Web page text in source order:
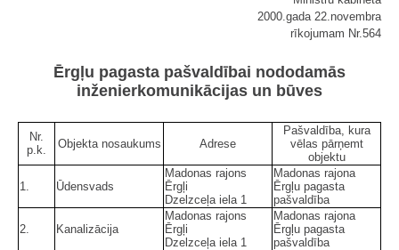
2000.gada 22.novembra
rīkojumam Nr.564
Ērgļu pagasta pašvaldībai nododamās
inženierkomunikācijas un būves
Nr.
p.k.
Objekta nosaukums Adrese
Pašvaldība, kura
vēlas pārņemt
objektu
1. Ūdensvads
Madonas rajons
Ērgļi
Dzelzceļa iela 1
Madonas rajona
Ērgļu pagasta
pašvaldība
2. Kanalizācija
Madonas rajons
Ērgļi
Dzelzceļa iela 1
Madonas rajona
Ērgļu pagasta
pašvaldība